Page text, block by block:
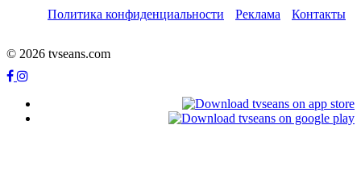
Политика конфиденциальности
Реклама Контакты
© 2026 tvseans.com